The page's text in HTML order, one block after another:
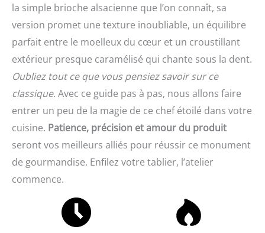
la simple brioche alsacienne que l’on connaît, sa
version promet une texture inoubliable, un équilibre
parfait entre le moelleux du cœur et un croustillant
extérieur presque caramélisé qui chante sous la dent.
Oubliez tout ce que vous pensiez savoir sur ce
classique. Avec ce guide pas à pas, nous allons faire
entrer un peu de la magie de ce chef étoilé dans votre
cuisine. Patience, précision et amour du produit
seront vos meilleurs alliés pour réussir ce monument
de gourmandise. Enfilez votre tablier, l’atelier
commence.